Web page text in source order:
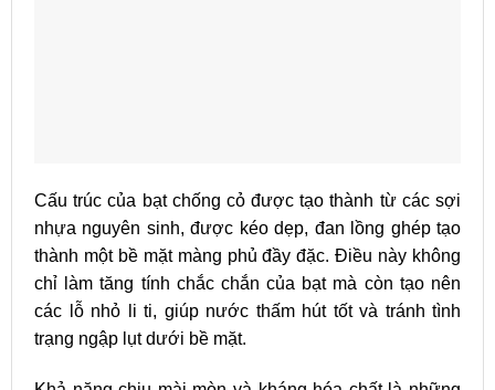
Cấu trúc của bạt chống cỏ được tạo thành từ các sợi
nhựa nguyên sinh, được kéo dẹp, đan lồng ghép tạo
thành một bề mặt màng phủ đầy đặc. Điều này không
chỉ làm tăng tính chắc chắn của bạt mà còn tạo nên
các lỗ nhỏ li ti, giúp nước thấm hút tốt và tránh tình
trạng ngập lụt dưới bề mặt.